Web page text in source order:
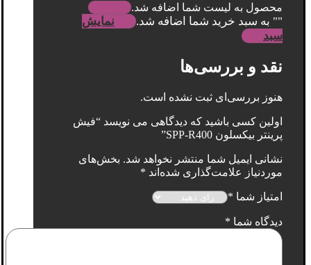
محصول به لیست شما اضافه شد.
"" به سبد خرید شما اضافه شد.
نمایش
سبد
نقد و بررسی‌ها
هنوز بررسی‌ای ثبت نشده است.
اولین کسی باشید که دیدگاهی می نویسد “فیش
پرینتر بیکسلون SPP-R400”
نشانی ایمیل شما منتشر نخواهد شد. بخش‌های
موردنیاز علامت‌گذاری شده‌اند *
امتیاز شما *
دیدگاه شما *